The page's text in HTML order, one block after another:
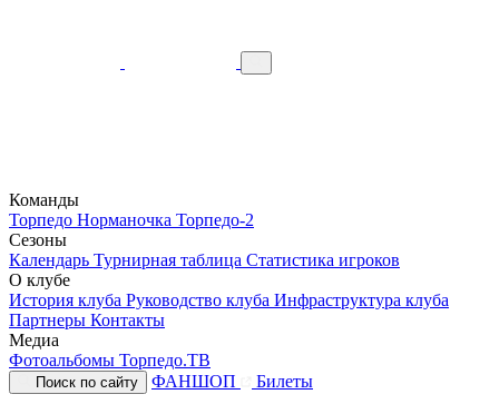
Команды
Торпедо Норманочка Торпедо-2
Сезоны
Календарь Турнирная таблица Статистика игроков
О клубе
История клуба Руководство клуба Инфраструктура клуба
Партнеры Контакты
Медиа
Фотоальбомы Торпедо.ТВ
Поиск по сайту ФАНШОП Билеты